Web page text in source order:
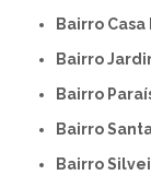
Bairro
Bairro
Bairro
Bairro
Bairro